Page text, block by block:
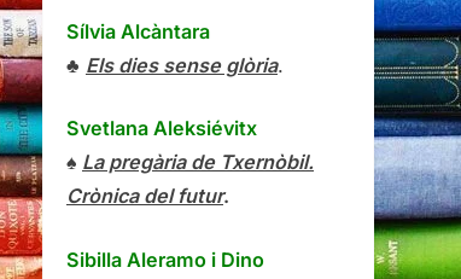
Sílvia Alcàntara
♣ Els dies sense glòria.
Svetlana Aleksiévitx
♠ La pregària de Txernòbil.
Crònica del futur.
Sibilla Aleramo i Dino